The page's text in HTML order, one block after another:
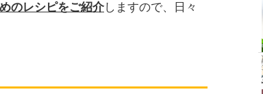
のレシピをご紹介しますので、日々